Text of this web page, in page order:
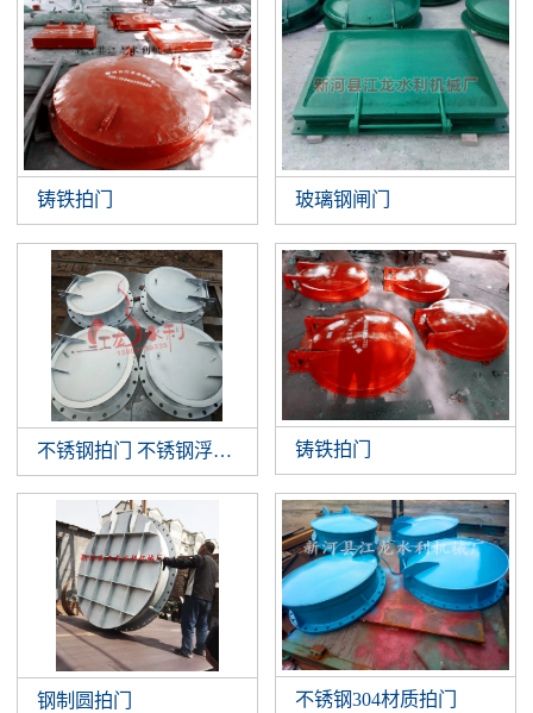
铸铁拍门 玻璃钢闸门
不锈钢拍门 不锈钢浮箱拍门 钢制拍门厂家批发
铸铁拍门
钢制圆拍门 不锈钢304材质拍门